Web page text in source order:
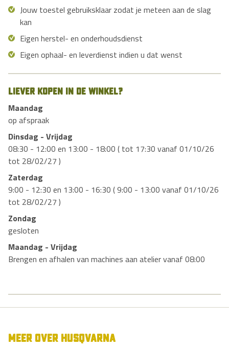
Jouw toestel gebruiksklaar zodat je meteen aan de slag
kan
Eigen herstel- en onderhoudsdienst
Eigen ophaal- en leverdienst indien u dat wenst
Liever kopen in de winkel?
Maandag
op afspraak
Dinsdag - Vrijdag
08:30 - 12:00 en 13:00 - 18:00 ( tot 17:30 vanaf 01/10/26
tot 28/02/27 )
Zaterdag
9:00 - 12:30 en 13:00 - 16:30 ( 9:00 - 13:00 vanaf 01/10/26
tot 28/02/27 )
Zondag
gesloten
Maandag - Vrijdag
Brengen en afhalen van machines aan atelier vanaf 08:00
MEER OVER HUSQVARNA